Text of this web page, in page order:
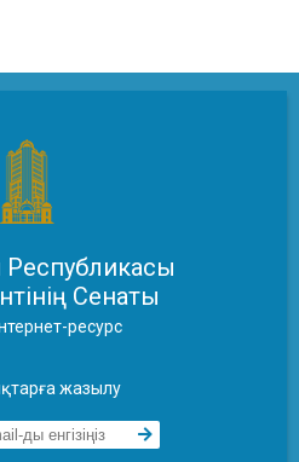
Республикасы
Сенаты
ресурс
жазылу